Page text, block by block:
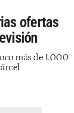
ofertas
más de 1.000